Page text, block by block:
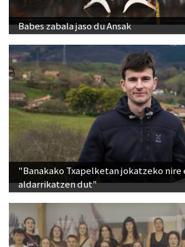
Babes zabala jaso du Ansak
"Banakako Txapelketan jokatzeko nire
aldarrikatzen dut"